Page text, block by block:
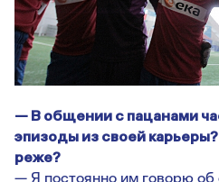
— В общении с пацанами
эпизоды из своей
реже?
— Я постоянно им говорю